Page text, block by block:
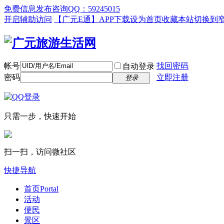
免费信息发布咨询QQ：59245015
开启辅助访问
【广元E通】APP下载设为首页收藏本站切换到
帐号 自动登录 找回密码
密码
登录 立即注册
只需一步，快速开始
扫一扫，访问微社区
快捷导航
首页Portal
活动
便民
景区